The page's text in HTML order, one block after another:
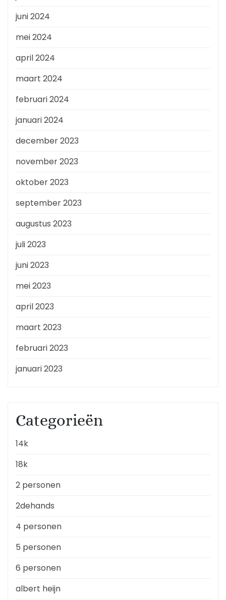
juni 2024
mei 2024
april 2024
maart 2024
februari 2024
januari 2024
december 2023
november 2023
oktober 2023
september 2023
augustus 2023
juli 2023
juni 2023
mei 2023
april 2023
maart 2023
februari 2023
januari 2023
Categorieën
14k
18k
2 personen
2dehands
4 personen
5 personen
6 personen
albert heijn